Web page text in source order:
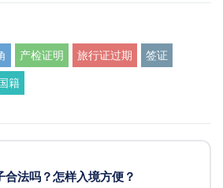
产检证明 旅行证过期 签证
籍
合法吗？怎样入境方便？